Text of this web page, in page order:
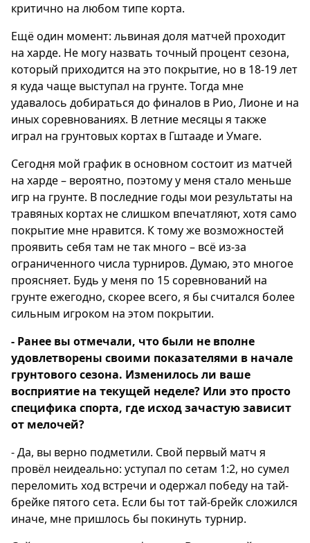
критично на любом типе корта.
Ещё один момент: львиная доля матчей проходит
на харде. Не могу назвать точный процент сезона,
который приходится на это покрытие, но в 18-19 лет
я куда чаще выступал на грунте. Тогда мне
удавалось добираться до финалов в Рио, Лионе и на
иных соревнованиях. В летние месяцы я также
играл на грунтовых кортах в Гштааде и Умаге.
Сегодня мой график в основном состоит из матчей
на харде – вероятно, поэтому у меня стало меньше
игр на грунте. В последние годы мои результаты на
травяных кортах не слишком впечатляют, хотя само
покрытие мне нравится. К тому же возможностей
проявить себя там не так много – всё из‑за
ограниченного числа турниров. Думаю, это многое
проясняет. Будь у меня по 15 соревнований на
грунте ежегодно, скорее всего, я бы считался более
сильным игроком на этом покрытии.
- Ранее вы отмечали, что были не вполне
удовлетворены своими показателями в начале
грунтового сезона. Изменилось ли ваше
восприятие на текущей неделе? Или это просто
специфика спорта, где исход зачастую зависит
от мелочей?
- Да, вы верно подметили. Свой первый матч я
провёл неидеально: уступал по сетам 1:2, но сумел
переломить ход встречи и одержал победу на тай-
брейке пятого сета. Если бы тот тай-брейк сложился
иначе, мне пришлось бы покинуть турнир.